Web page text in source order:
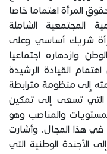
المرأة اهتماما خاصا
المجتمعية الشاملة
شريك أساسي وعلى
وازدهاره اجتماعيا
القيادة الرشيدة
إلى منظومة مترابطة
التي تسعى إلى تمكين
والمناصب وهو
في هذا المجال. وأشارت
الأجندة الوطنية التي